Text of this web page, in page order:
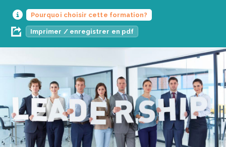
Pourquoi choisir cette formation?
Imprimer / enregistrer en pdf